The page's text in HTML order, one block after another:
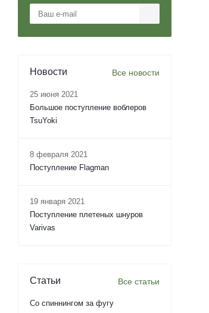
Новости Все новости
25 июня 2021
Большое поступление воблеров
TsuYoki
8 февраля 2021
Поступление Flagman
19 января 2021
Поступление плетеных шнуров
Varivas
Статьи Все статьи
Со спиннингом за фугу